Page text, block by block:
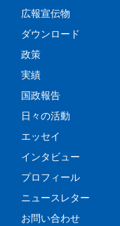
広報宣伝物
ダウンロード
政策
実績
国政報告
日々の活動
エッセイ
インタビュー
プロフィール
ニュースレター
お問い合わせ